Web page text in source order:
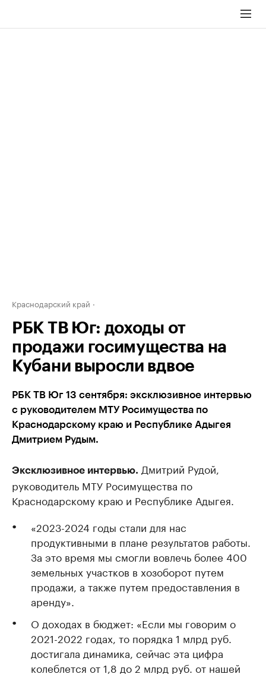
Краснодарский край
РБК ТВ Юг: доходы от
продажи госимущества на
Кубани выросли вдвое
РБК ТВ Юг 13 сентября: эксклюзивное интервью
с руководителем МТУ Росимущества по
Краснодарскому краю и Республике Адыгея
Дмитрием Рудым.
Эксклюзивное интервью. Дмитрий Рудой,
руководитель МТУ Росимущества по
Краснодарскому краю и Республике Адыгея.
«2023-2024 годы стали для нас
продуктивными в плане результатов работы.
За это время мы смогли вовлечь более 400
земельных участков в хозоборот путем
продажи, а также путем предоставления в
аренду».
О доходах в бюджет: «Если мы говорим о
2021-2022 годах, то порядка 1 млрд руб.
достигала динамика, сейчас эта цифра
колеблется от 1,8 до 2 млрд руб. от нашей